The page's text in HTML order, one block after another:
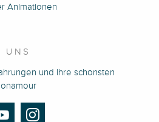
Animationen
UNS
und Ihre schönsten